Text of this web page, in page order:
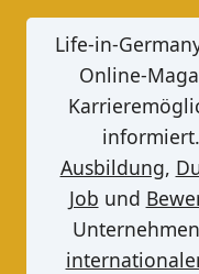
Life-in-
Online-
Ausbildung,
Job und